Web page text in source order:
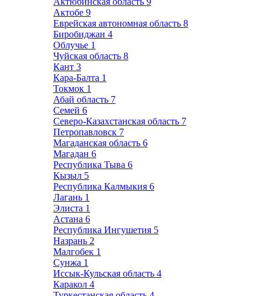
Актобе 9
Еврейская автономная область 8
Биробиджан 4
Облучье 1
Чуйская область 8
Кант 3
Кара-Балта 1
Токмок 1
Абай область 7
Семей 6
Северо-Казахстанская область 7
Петропавловск 7
Магаданская область 6
Магадан 6
Республика Тыва 6
Кызыл 5
Республика Калмыкия 6
Лагань 1
Элиста 1
Астана 6
Республика Ингушетия 5
Назрань 2
Малгобек 1
Сунжа 1
Иссык-Кульская область 4
Каракол 4